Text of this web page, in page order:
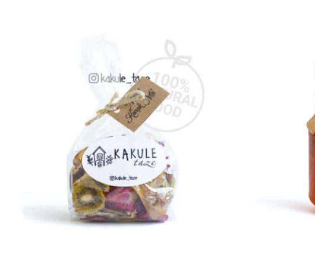
AYRINTILAR